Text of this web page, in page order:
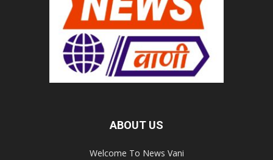
ABOUT US
Welcome To News Vani